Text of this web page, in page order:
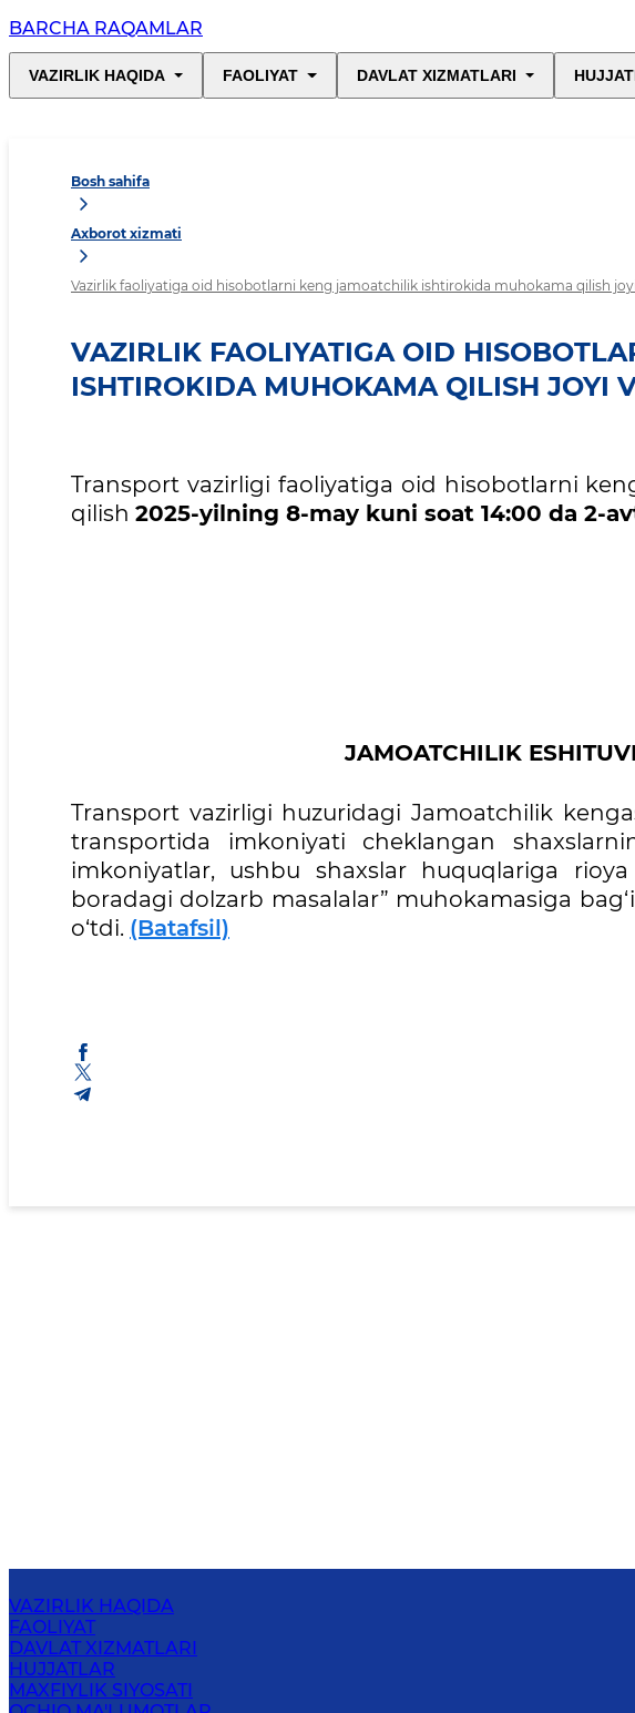
BARCHA RAQAMLAR
VAZIRLIK HAQIDA FAOLIYAT DAVLAT XIZMATLARI
Bosh sahifa
Axborot xizmati
Vazirlik faoliyatiga oid hisobotlarni keng jamoatchilik ishtirokida muhokama qilish
VAZIRLIK FAOLIYATIGA OID
ISHTIROKIDA MUHOKAMA QILISH JOYI
Transport vazirligi faoliyatiga oid hisobotlarni
qilish 2025-yilning 8-may kuni soat 14:00 da 2-
JAMOATCHILIK
Transport vazirligi huzuridagi Jamoatchilik
transportida imkoniyati cheklangan
imkoniyatlar, ushbu shaxslar huquqlariga
boradagi dolzarb masalalar” muhokamasiga
o‘tdi. (Batafsil)
VAZIRLIK HAQIDA
FAOLIYAT
DAVLAT XIZMATLARI
HUJJATLAR
MAXFIYLIK SIYOSATI